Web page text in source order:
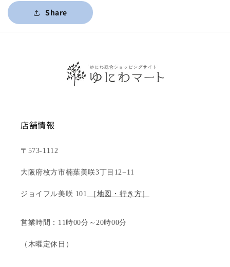
Share
店舗情報
〒573-1112
大阪府枚方市楠葉美咲3丁目12−11
ジョイフル美咲 101 ［地図・行き方］
営業時間：11時00分～20時00分
（木曜定休日）